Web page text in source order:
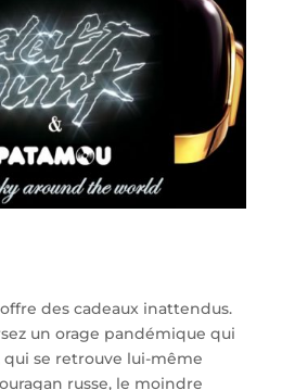
des cadeaux inattendus.
un orage pandémique qui
qui se retrouve lui-même
russe, le moindre